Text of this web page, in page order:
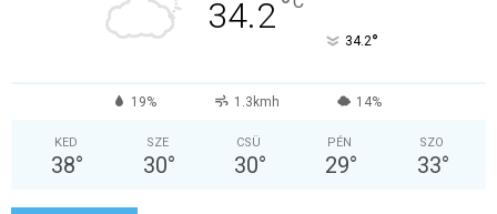
34.2
34.2°
19% 1.3kmh 14%
KED
38°
SZE
30°
CSÜ
30°
PÉN
29°
SZO
33°